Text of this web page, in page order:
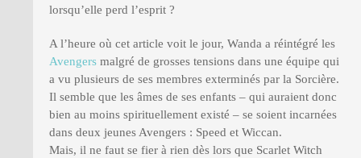
lorsqu’elle perd l’esprit ?
A l’heure où cet article voit le jour, Wanda a réintégré les
Avengers malgré de grosses tensions dans une équipe qui
a vu plusieurs de ses membres exterminés par la Sorcière.
Il semble que les âmes de ses enfants – qui auraient donc
bien au moins spirituellement existé – se soient incarnées
dans deux jeunes Avengers : Speed et Wiccan.
Mais, il ne faut se fier à rien dès lors que Scarlet Witch